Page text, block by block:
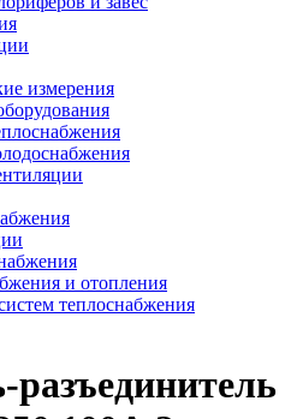
измерения
и отопления
теплоснабжения